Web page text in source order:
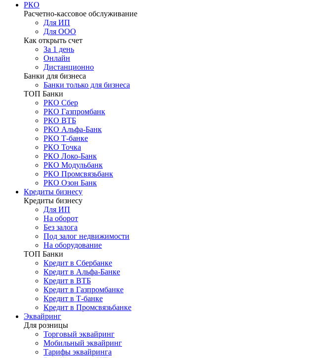
РКО
Расчетно-кассовое обслуживание
Для ИП
Для ООО
Как открыть счет
За 1 день
Онлайн
Дистанционно
Банки для бизнеса
Банки только для бизнеса
ТОП Банки
РКО Сбер
РКО Газпромбанк
РКО ВТБ
РКО Альфа-Банк
РКО Т-банке
РКО Точка
РКО Локо-Банк
РКО Модульбанк
РКО Промсвязьбанк
РКО Озон Банк
Кредиты бизнесу
Кредиты бизнесу
Для ИП
На оборот
Без залога
Под залог недвижимости
На оборудование
ТОП Банки
Кредит в Сбербанке
Кредит в Альфа-Банке
Кредит в ВТБ
Кредит в Газпромбанке
Кредит в Т-банке
Кредит в Промсвязьбанке
Эквайринг
Для розницы
Торговый эквайринг
Мобильный эквайринг
Тарифы эквайринга